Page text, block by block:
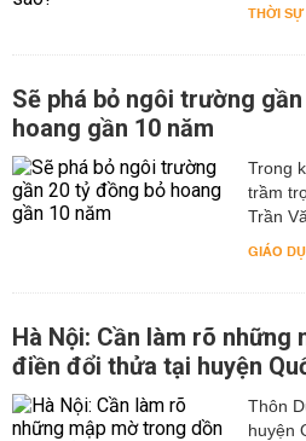
THỜI SỰ
Sẽ phá bỏ ngôi trường
hoang gần 10 năm
Trong
trầm
Trần
GIÁO
Hà Nội: Cần làm rõ những
điền đổi thửa tại huyện
Thôn
huyện